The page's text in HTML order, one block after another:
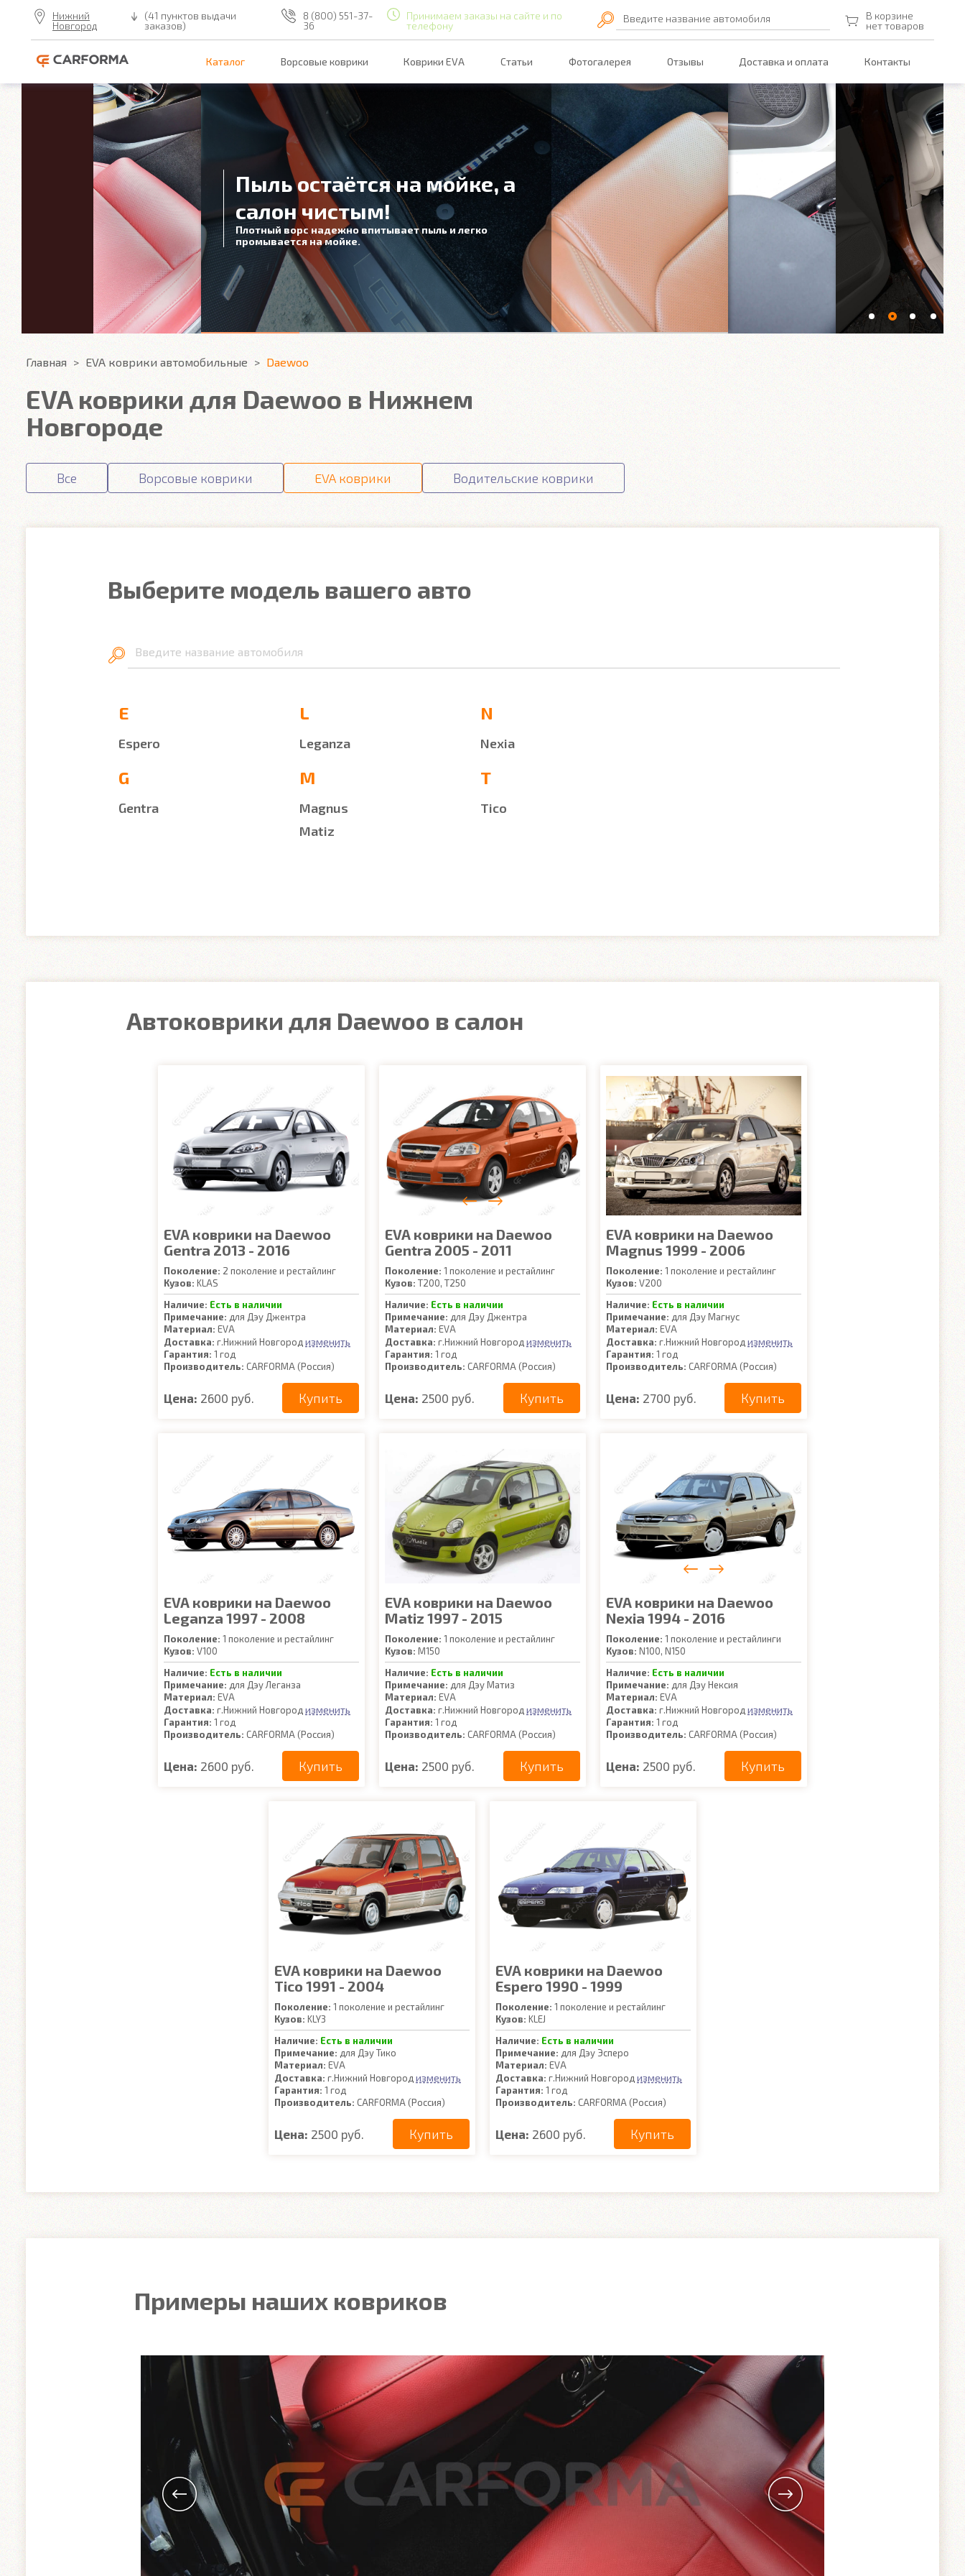
Нижний
Новгород
(41 пунктов выдачи
заказов)
8 (800) 551-37-
36
Принимаем заказы на сайте и по
телефону
Введите название автомобиля
В корзине
нет товаров
Каталог Ворсовые коврики Коврики EVA Статьи Фотогалерея Отзывы Доставка и оплата Контакты
Пыль остаётся на мойке, а
салон чистым!
Плотный ворс надежно впитывает пыль и легко
промывается на мойке.
Главная EVA коврики автомобильные Daewoo
EVA коврики для Daewoo в Нижнем
Новгороде
Все Ворсовые коврики EVA коврики Водительские коврики
Выберите модель вашего авто
Введите название автомобиля
E
Espero
G
Gentra
L
Leganza
M
Magnus
Matiz
N
Nexia
T
Tico
Автоковрики для Daewoo в салон
EVA коврики на Daewoo
Gentra 2013 - 2016
Поколение: 2 поколение и рестайлинг
Кузов: KLAS
Наличие: Есть в наличии
Примечание: для Дэу Джентра
Материал: EVA
Доставка: г.Нижний Новгород изменить
Гарантия: 1 год
Производитель: CARFORMA (Россия)
Цена: 2600 руб. Купить
EVA коврики на Daewoo
Gentra 2005 - 2011
Поколение: 1 поколение и рестайлинг
Кузов: T200, T250
Наличие: Есть в наличии
Примечание: для Дэу Джентра
Материал: EVA
Доставка: г.Нижний Новгород изменить
Гарантия: 1 год
Производитель: CARFORMA (Россия)
Цена: 2500 руб. Купить
EVA коврики на Daewoo
Magnus 1999 - 2006
Поколение: 1 поколение и рестайлинг
Кузов: V200
Наличие: Есть в наличии
Примечание: для Дэу Магнус
Материал: EVA
Доставка: г.Нижний Новгород изменить
Гарантия: 1 год
Производитель: CARFORMA (Россия)
Цена: 2700 руб. Купить
EVA коврики на Daewoo
Leganza 1997 - 2008
Поколение: 1 поколение и рестайлинг
Кузов: V100
Наличие: Есть в наличии
Примечание: для Дэу Леганза
Материал: EVA
Доставка: г.Нижний Новгород изменить
Гарантия: 1 год
Производитель: CARFORMA (Россия)
Цена: 2600 руб. Купить
EVA коврики на Daewoo
Matiz 1997 - 2015
Поколение: 1 поколение и рестайлинг
Кузов: M150
Наличие: Есть в наличии
Примечание: для Дэу Матиз
Материал: EVA
Доставка: г.Нижний Новгород изменить
Гарантия: 1 год
Производитель: CARFORMA (Россия)
Цена: 2500 руб. Купить
EVA коврики на Daewoo
Nexia 1994 - 2016
Поколение: 1 поколение и рестайлинги
Кузов: N100, N150
Наличие: Есть в наличии
Примечание: для Дэу Нексия
Материал: EVA
Доставка: г.Нижний Новгород изменить
Гарантия: 1 год
Производитель: CARFORMA (Россия)
Цена: 2500 руб. Купить
EVA коврики на Daewoo
Tico 1991 - 2004
Поколение: 1 поколение и рестайлинг
Кузов: KLY3
Наличие: Есть в наличии
Примечание: для Дэу Тико
Материал: EVA
Доставка: г.Нижний Новгород изменить
Гарантия: 1 год
Производитель: CARFORMA (Россия)
Цена: 2500 руб. Купить
EVA коврики на Daewoo
Espero 1990 - 1999
Поколение: 1 поколение и рестайлинг
Кузов: KLEJ
Наличие: Есть в наличии
Примечание: для Дэу Эсперо
Материал: EVA
Доставка: г.Нижний Новгород изменить
Гарантия: 1 год
Производитель: CARFORMA (Россия)
Цена: 2600 руб. Купить
Примеры наших ковриков